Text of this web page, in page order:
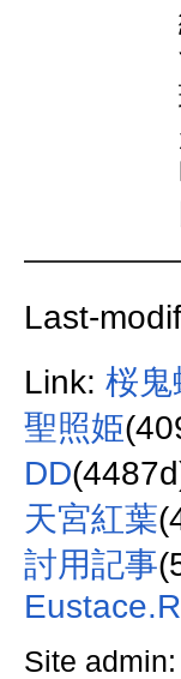
Last-
Link: 桜鬼
聖照姫
DD
天宮紅葉
討用記事
Site admin: